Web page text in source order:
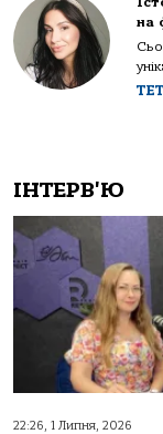
на
ІНТЕРВ'Ю
22:26, 1 Липня, 2026